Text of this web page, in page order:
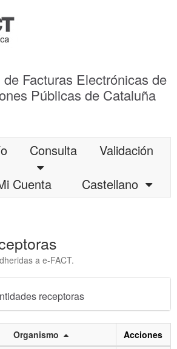
Facturas Electrónicas de
Públicas de Cataluña
Consulta
Validación
Cuenta
Castellano
a e-FACT.
receptoras
Organismo
Acciones